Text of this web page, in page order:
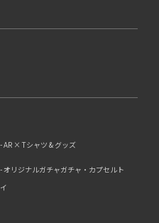
AR × Tシャツ & グッズ
オリジナルガチャガチャ・カプセルト
イ